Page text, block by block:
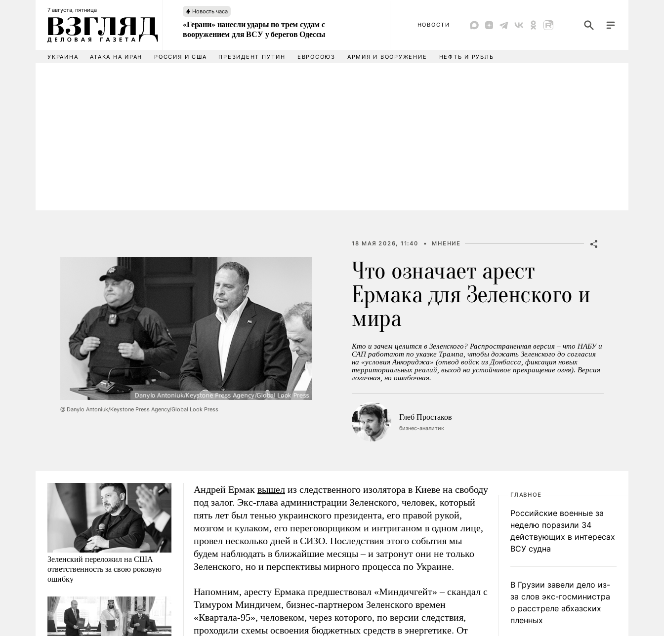
7 августа, пятница Новость часа
«Герани» нанесли удары по трем судам с
вооружением для ВСУ у берегов Одессы
НОВОСТИ
УКРАИНА АТАКА НА ИРАН РОССИЯ И США ПРЕЗИДЕНТ ПУТИН ЕВРОСОЮЗ АРМИЯ И ВООРУЖЕНИЕ НЕФТЬ И РУБЛЬ
@ Danylo Antoniuk/Keystone Press Agency/Global Look Press
18 МАЯ 2026, 11:40 • МНЕНИЕ
Что означает арест
Ермака для Зеленского и
мира
Кто и зачем целится в Зеленского? Распространенная версия – что НАБУ и
САП работают по указке Трампа, чтобы дожать Зеленского до согласия
на «условия Анкориджа» (отвод войск из Донбасса, фиксация новых
территориальных реалий, выход на устойчивое прекращение огня). Версия
логичная, но ошибочная.
Глеб Простаков
бизнес-аналитик
Зеленский переложил на США
ответственность за свою роковую
ошибку
Андрей Ермак вышел из следственного изолятора в Киеве на свободу
под залог. Экс-глава администрации Зеленского, человек, который
пять лет был тенью украинского президента, его правой рукой,
мозгом и кулаком, его переговорщиком и интриганом в одном лице,
провел несколько дней в СИЗО. Последствия этого события мы
будем наблюдать в ближайшие месяцы – и затронут они не только
Зеленского, но и перспективы мирного процесса по Украине.
Напомним, аресту Ермака предшествовал «Миндичгейт» – скандал с
Тимуром Миндичем, бизнес-партнером Зеленского времен
«Квартала-95», человеком, через которого, по версии следствия,
проходили схемы освоения бюджетных средств в энергетике. От
ГЛАВНОЕ
Российские военные за
неделю поразили 34
действующих в интересах
ВСУ судна
В Грузии завели дело из-
за слов экс-госминистра
о расстреле абхазских
пленных